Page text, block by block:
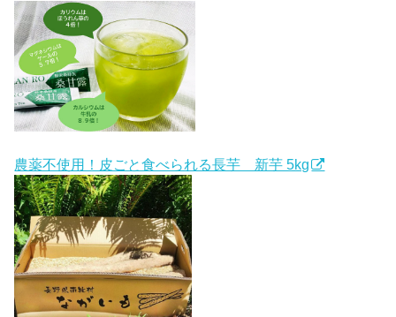
農薬不使用！皮ごと食べられる長芋 新芋 5kg